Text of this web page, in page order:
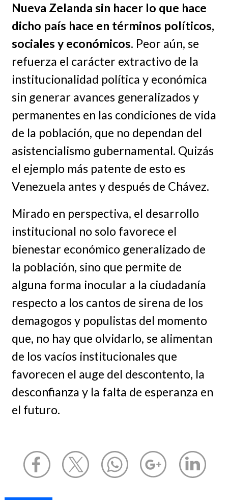
Nueva Zelanda sin hacer lo que hace
dicho país hace en términos políticos,
sociales y económicos. Peor aún, se
refuerza el carácter extractivo de la
institucionalidad política y económica
sin generar avances generalizados y
permanentes en las condiciones de vida
de la población, que no dependan del
asistencialismo gubernamental. Quizás
el ejemplo más patente de esto es
Venezuela antes y después de Chávez.
Mirado en perspectiva, el desarrollo
institucional no solo favorece el
bienestar económico generalizado de
la población, sino que permite de
alguna forma inocular a la ciudadanía
respecto a los cantos de sirena de los
demagogos y populistas del momento
que, no hay que olvidarlo, se alimentan
de los vacíos institucionales que
favorecen el auge del descontento, la
desconfianza y la falta de esperanza en
el futuro.